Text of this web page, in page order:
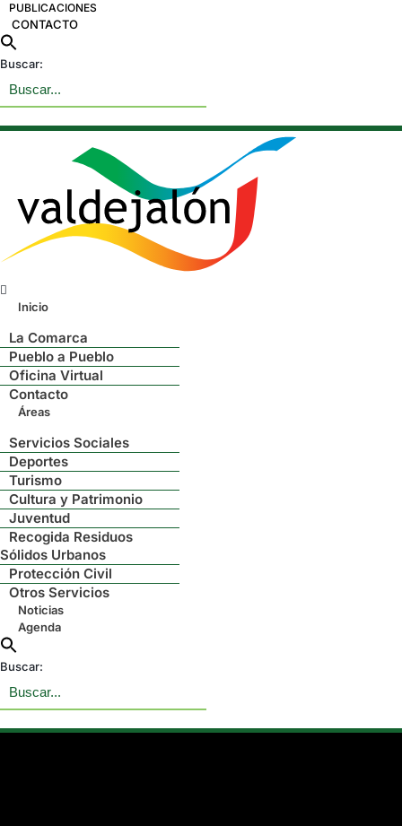
PUBLICACIONES
CONTACTO
Buscar:
Menú
Inicio
La Comarca
Pueblo a Pueblo
Oficina Virtual
Contacto
Áreas
Servicios Sociales
Deportes
Turismo
Cultura y Patrimonio
Juventud
Recogida Residuos
Sólidos Urbanos
Protección Civil
Otros Servicios
Noticias
Agenda
Buscar: